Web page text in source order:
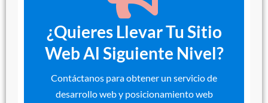
¿Quieres Llevar Tu Sitio
Web Al Siguiente Nivel?
Contáctanos para obtener un servicio de
desarrollo web y posicionamiento web